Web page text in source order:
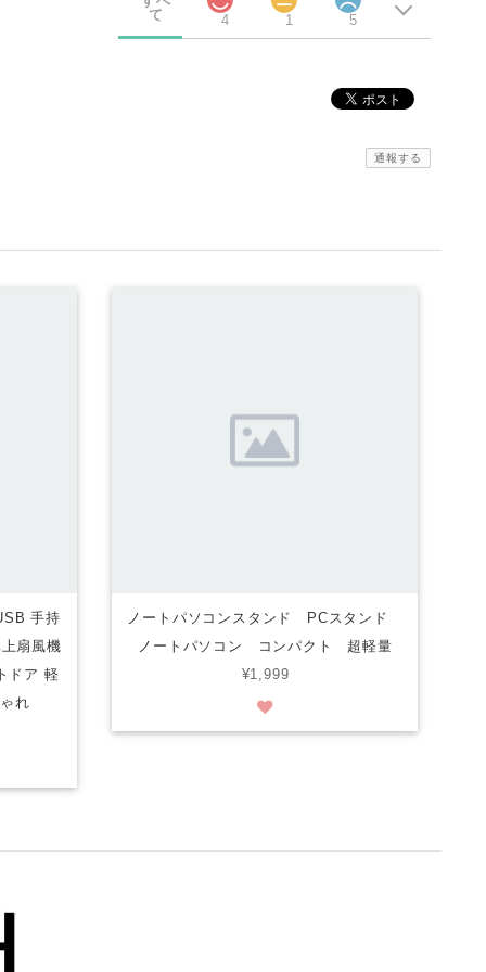
て
4 1 5
通報する
手持
扇風機
ドア 軽
れ
ノートパソコンスタンド PCスタンド
ノートパソコン コンパクト 超軽量
¥1,999